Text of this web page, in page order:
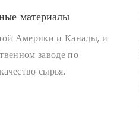
материалы
Америки и Канады, и
заводе по
сырья.